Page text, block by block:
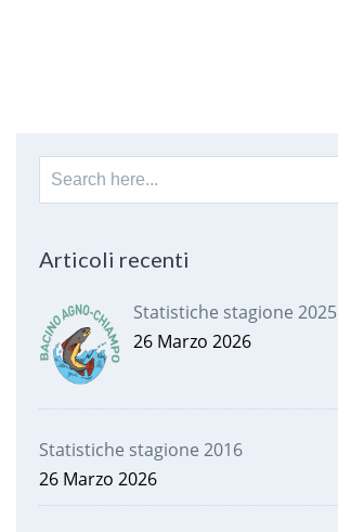
Search
for:
Articoli recenti
Statistiche stagione 2025
26 Marzo 2026
Statistiche stagione 2016
26 Marzo 2026